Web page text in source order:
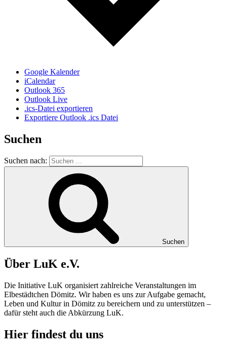
Google Kalender
iCalendar
Outlook 365
Outlook Live
.ics-Datei exportieren
Exportiere Outlook .ics Datei
Suchen
Suchen nach:
Suchen
Über LuK e.V.
Die Initiative LuK organisiert zahlreiche Veranstaltungen im
Elbestädtchen Dömitz. Wir haben es uns zur Aufgabe gemacht,
Leben und Kultur in Dömitz zu bereichern und zu unterstützen –
dafür steht auch die Abkürzung LuK.
Hier findest du uns